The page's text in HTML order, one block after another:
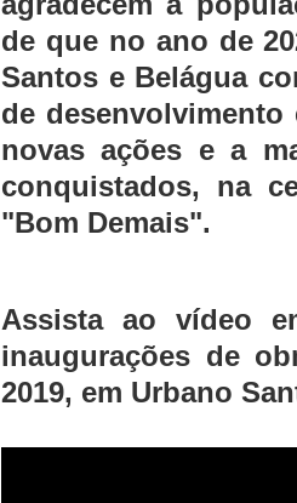
de que no ano de
Santos e Belágua
de desenvolvimento
novas ações e a
conquistados, na
"Bom Demais".
Assista ao vídeo
inaugurações de
2019, em Urbano